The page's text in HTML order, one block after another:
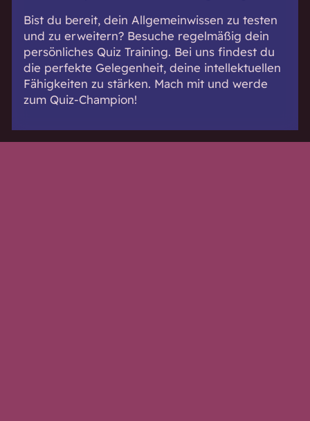
Bist du bereit, dein Allgemeinwissen zu testen
und zu erweitern? Besuche regelmäßig dein
persönliches Quiz Training. Bei uns findest du
die perfekte Gelegenheit, deine intellektuellen
Fähigkeiten zu stärken. Mach mit und werde
zum Quiz-Champion!